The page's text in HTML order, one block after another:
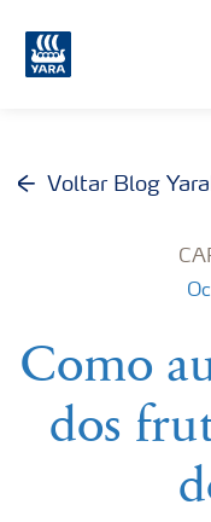
Voltar Blog
Como
dos